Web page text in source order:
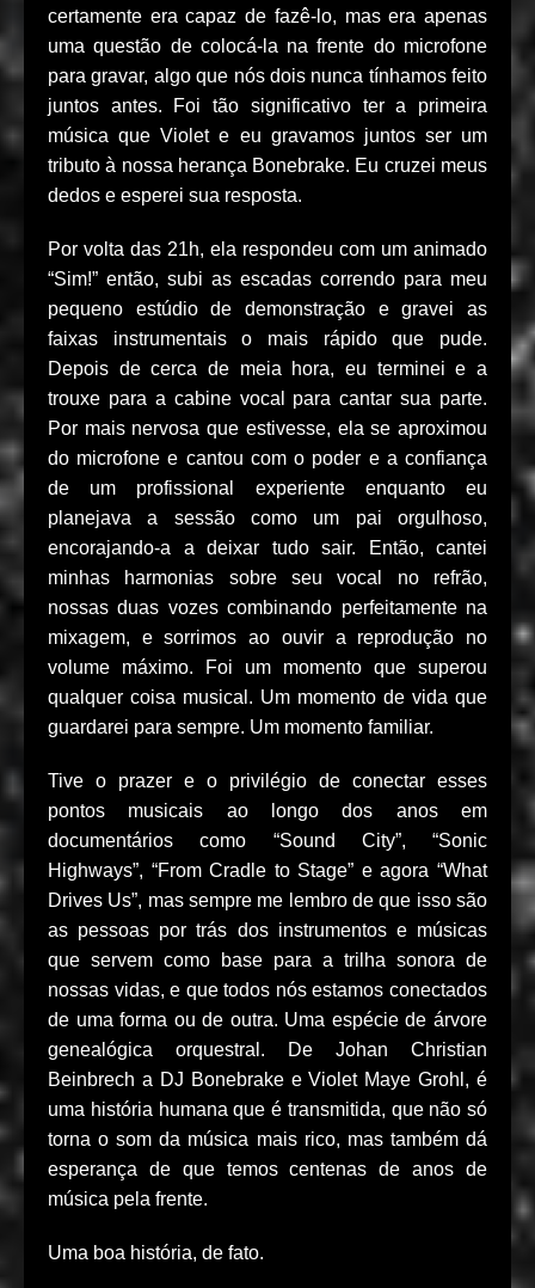
certamente era capaz de fazê-lo, mas era apenas
uma questão de colocá-la na frente do microfone
para gravar, algo que nós dois nunca tínhamos feito
juntos antes. Foi tão significativo ter a primeira
música que Violet e eu gravamos juntos ser um
tributo à nossa herança Bonebrake. Eu cruzei meus
dedos e esperei sua resposta.
Por volta das 21h, ela respondeu com um animado
“Sim!” então, subi as escadas correndo para meu
pequeno estúdio de demonstração e gravei as
faixas instrumentais o mais rápido que pude.
Depois de cerca de meia hora, eu terminei e a
trouxe para a cabine vocal para cantar sua parte.
Por mais nervosa que estivesse, ela se aproximou
do microfone e cantou com o poder e a confiança
de um profissional experiente enquanto eu
planejava a sessão como um pai orgulhoso,
encorajando-a a deixar tudo sair. Então, cantei
minhas harmonias sobre seu vocal no refrão,
nossas duas vozes combinando perfeitamente na
mixagem, e sorrimos ao ouvir a reprodução no
volume máximo. Foi um momento que superou
qualquer coisa musical. Um momento de vida que
guardarei para sempre. Um momento familiar.
Tive o prazer e o privilégio de conectar esses
pontos musicais ao longo dos anos em
documentários como “Sound City”, “Sonic
Highways”, “From Cradle to Stage” e agora “What
Drives Us”, mas sempre me lembro de que isso são
as pessoas por trás dos instrumentos e músicas
que servem como base para a trilha sonora de
nossas vidas, e que todos nós estamos conectados
de uma forma ou de outra. Uma espécie de árvore
genealógica orquestral. De Johan Christian
Beinbrech a DJ Bonebrake e Violet Maye Grohl, é
uma história humana que é transmitida, que não só
torna o som da música mais rico, mas também dá
esperança de que temos centenas de anos de
música pela frente.
Uma boa história, de fato.